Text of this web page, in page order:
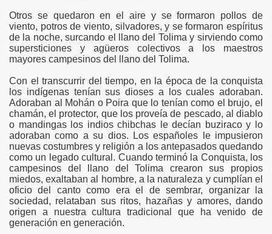
Otros se quedaron en el aire y se formaron pollos de
viento, potros de viento, silvadores, y se formaron espíritus
de la noche, surcando el llano del Tolima y sirviendo como
supersticiones y agüeros colectivos a los maestros
mayores campesinos del llano del Tolima.
Con el transcurrir del tiempo, en la época de la conquista
los indígenas tenían sus dioses a los cuales adoraban.
Adoraban al Mohán o Poira que lo tenían como el brujo, el
chamán, el protector, que los proveía de pescado, al diablo
o mandingas los indios chibchas le decían buziraco y lo
adoraban como a su dios. Los españoles le impusieron
nuevas costumbres y religión a los antepasados quedando
como un legado cultural. Cuando terminó la Conquista, los
campesinos del llano del Tolima crearon sus propios
miedos, exaltaban al hombre, a la naturaleza y cumplían el
oficio del canto como era el de sembrar, organizar la
sociedad, relataban sus ritos, hazañas y amores, dando
origen a nuestra cultura tradicional que ha venido de
generación en generación.